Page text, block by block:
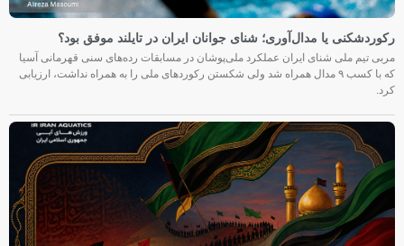
رکوردشکنی یا مدال‌آوری؛ شنای جوانان ایران در تایلند موفق بود؟
مربی تیم ملی شنای ایران عملکرد ملی‌پوشان در مسابقات رده‌های سنی قهرمانی آسیا
که با کسب ۹ مدال همراه شد ولی شکستن رکوردهای ملی را به همراه نداشت، ارزیابی
کرد.